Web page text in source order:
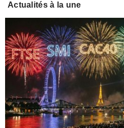
Actualités à la une